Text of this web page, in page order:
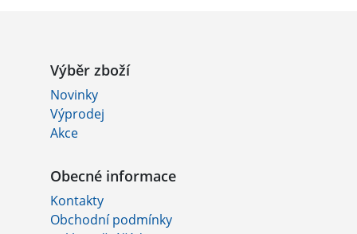
Výběr zboží
Novinky
Výprodej
Akce
Obecné informace
Kontakty
Obchodní podmínky